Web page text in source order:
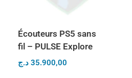
Écouteurs PS5 sans
fil – PULSE Explore
35.900,00 د.ج